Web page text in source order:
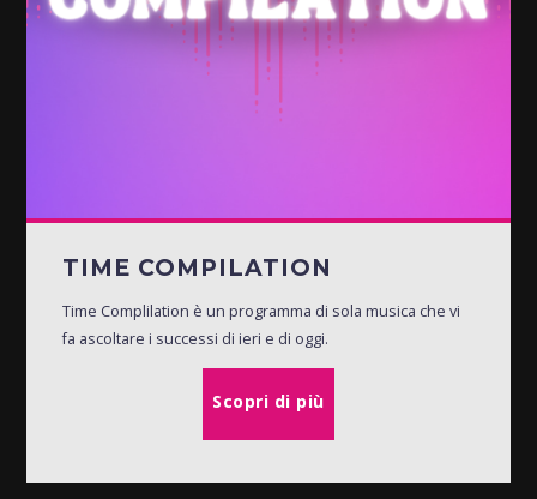
TIME COMPILATION
Time Complilation è un programma di sola musica che vi
fa ascoltare i successi di ieri e di oggi.
Scopri di più